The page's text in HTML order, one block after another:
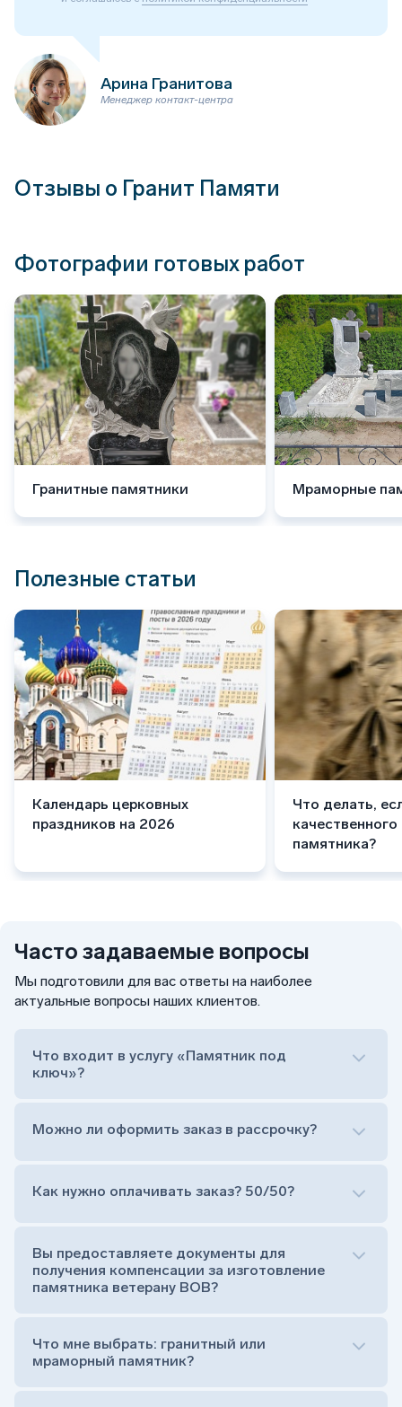
Арина Гранитова
Менеджер контакт-центра
Отзывы о Гранит Памяти
Фотографии готовых работ
Гранитные памятники Мраморные
Полезные статьи
Календарь церковных
праздников на 2026
Что делать,
памятника?
Часто задаваемые вопросы
Мы подготовили для вас ответы на наиболее
актуальные вопросы наших клиентов.
Что входит в услугу «Памятник под
ключ»?
Сам комплект памятника:
Тумба (постамент, на который при помощи
штыря устанавливается стела)
Цветник (обрамление могилки, бывает, что
Обработка и сверловка комплекта
Расположение символа веры (крестик или
Можно ли оформить заказ в рассрочку?
Как нужно оплачивать заказ? 50/50?
Вы предоставляете документы для
получения компенсации за изготовление
памятника ветерану ВОВ?
Что мне выбрать: гранитный или
мраморный памятник?